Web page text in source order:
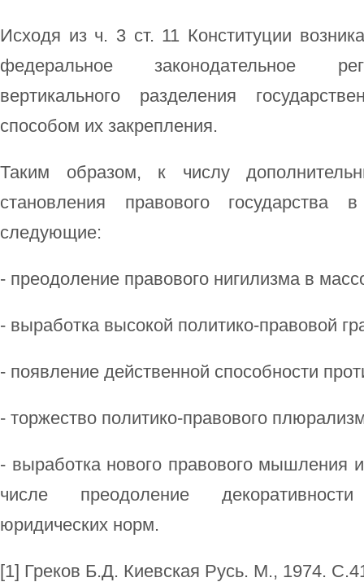
Исходя из ч. 3 ст. 11 Конституции
федеральное законодательное
вертикального разделения
способом их закрепления.
Таким образом, к числу
становления правового
следующие:
- преодоление правового нигилизма в
- выработка высокой политико-правовой
- появление действенной способности
- торжество политико-правового
- выработка нового правового мышления
числе преодоление
юридических норм.
[1] Греков Б.Д. Киевская Русь. М., 1974.